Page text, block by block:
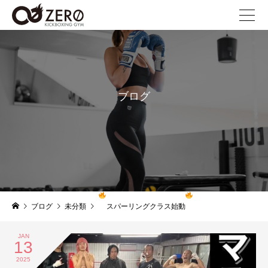
blog
ブログ
ブログ 未分類 スパーリングクラス始動
JAN
13
2025